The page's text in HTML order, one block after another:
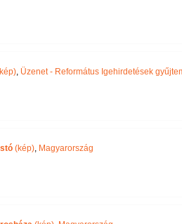
, Üzenet - Református Igehirdetések
(kép), Magyarország